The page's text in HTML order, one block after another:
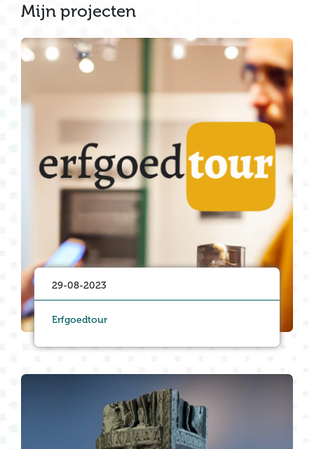
Mijn projecten
29-08-2023
Erfgoedtour